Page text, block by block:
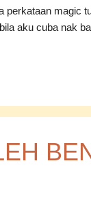
perkataan magic
aku cuba nak
harap
kita..hargailah